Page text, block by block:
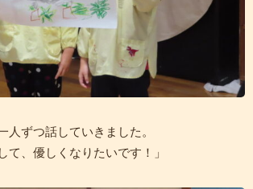
人ずつ話していきました。
て、優しくなりたいです！」